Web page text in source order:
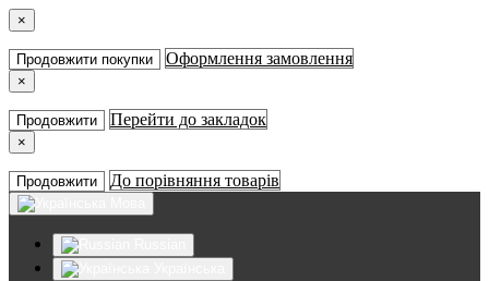
×
Продовжити покупки Оформлення замовлення
×
Продовжити Перейти до закладок
×
Продовжити До порівняння товарів